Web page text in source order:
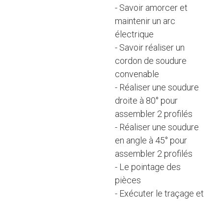
- Savoir amorcer et
maintenir un arc
électrique
- Savoir réaliser un
cordon de soudure
convenable
- Réaliser une soudure
droite à 80° pour
assembler 2 profilés
- Réaliser une soudure
en angle à 45° pour
assembler 2 profilés
- Le pointage des
pièces
- Exécuter le traçage et